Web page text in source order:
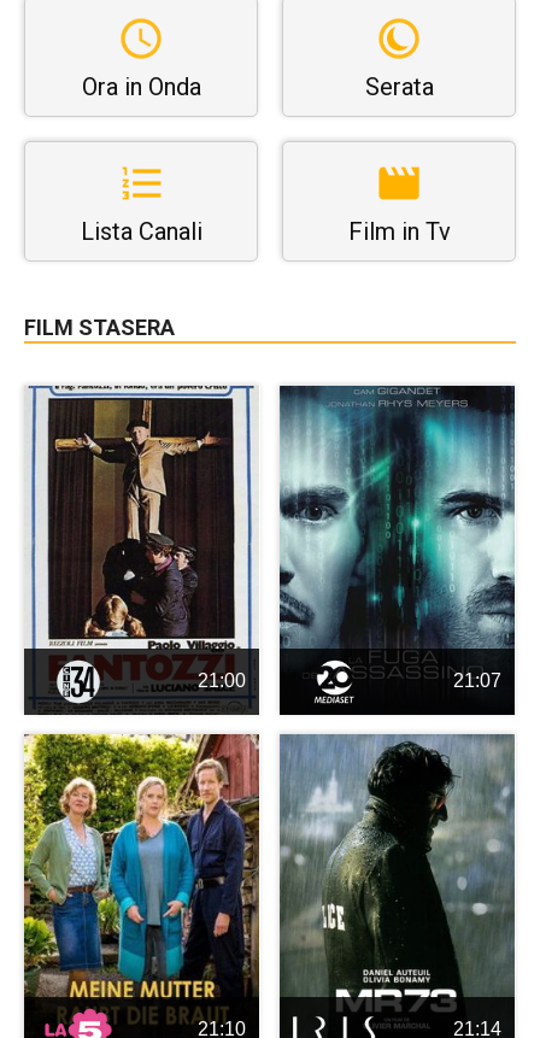
Ora in Onda Serata
Lista Canali Film in Tv
FILM STASERA
21:00 21:07
21:10 21:14